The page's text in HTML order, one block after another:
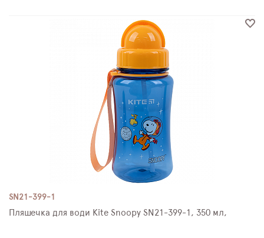
SN21-399-1
Пляшечка для води Kite Snoopy SN21-399-1, 350 мл,